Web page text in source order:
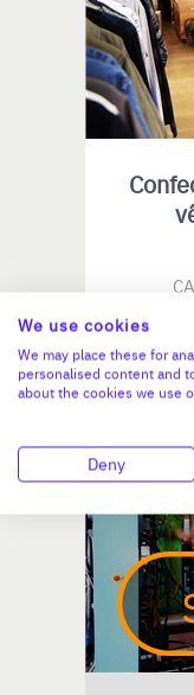
We use cookies
We may place these for
personalised content and
about the cookies we use
Deny